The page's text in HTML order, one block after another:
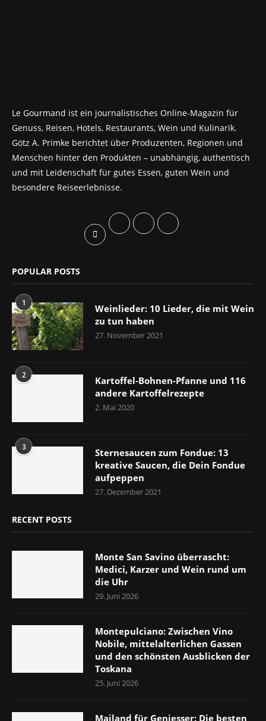
Le Gourmand ist ein journalistisches Online-Magazin für
Genuss, Reisen, Hotels, Restaurants, Wein und Kulinarik.
Götz A. Primke berichtet über Produzenten, Regionen und
Menschen hinter den Produkten – unabhängig, authentisch
und mit Leidenschaft für gutes Essen, guten Wein und
besondere Reiseerlebnisse.
POPULAR POSTS
1
Weinlieder: 10 Lieder, die mit Wein
zu tun haben
27. November 2021
2
Kartoffel-Bohnen-Pfanne und 116
andere Kartoffelrezepte
2. Mai 2020
3
Sternesaucen zum Fondue: 13
kreative Saucen, die Dein Fondue
aufpeppen
27. Dezember 2021
RECENT POSTS
Monte San Savino überrascht:
Medici, Karzer und Wein rund um
die Uhr
29. Juni 2026
Montepulciano: Zwischen Vino
Nobile, mittelalterlichen Gassen
und den schönsten Ausblicken der
Toskana
25. Juni 2026
Mailand für Geniesser: Die besten